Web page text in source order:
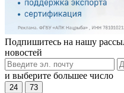
Подпишитесь на нашу
новостей
и выберите большее число
24 73